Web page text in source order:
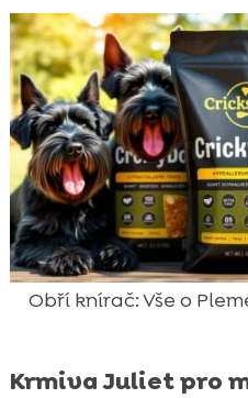
Obří knírač: Vše o
Krmiva Juliet pro